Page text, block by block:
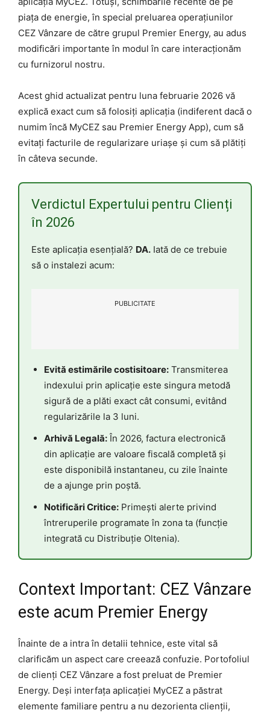
piața de energie, în special preluarea operațiunilor
CEZ Vânzare de către grupul Premier Energy, au adus
modificări importante în modul în care interacționăm
cu furnizorul nostru.
Acest ghid actualizat pentru luna februarie 2026 vă
explică exact cum să folosiți aplicația (indiferent dacă o
numim încă MyCEZ sau Premier Energy App), cum să
evitați facturile de regularizare uriașe și cum să plătiți
în câteva secunde.
Verdictul Expertului pentru Clienți
în 2026
Este aplicația esențială? DA. Iată de ce trebuie
să o instalezi acum:
PUBLICITATE
Evită estimările costisitoare: Transmiterea
indexului prin aplicație este singura metodă
sigură de a plăti exact cât consumi, evitând
regularizările la 3 luni.
Arhivă Legală: În 2026, factura electronică
din aplicație are valoare fiscală completă și
este disponibilă instantaneu, cu zile înainte
de a ajunge prin poștă.
Notificări Critice: Primești alerte privind
întreruperile programate în zona ta (funcție
integrată cu Distribuție Oltenia).
Context Important: CEZ Vânzare
este acum Premier Energy
Înainte de a intra în detalii tehnice, este vital să
clarificăm un aspect care creează confuzie. Portofoliul
de clienți CEZ Vânzare a fost preluat de Premier
Energy. Deși interfața aplicației MyCEZ a păstrat
elemente familiare pentru a nu dezorienta clienții,